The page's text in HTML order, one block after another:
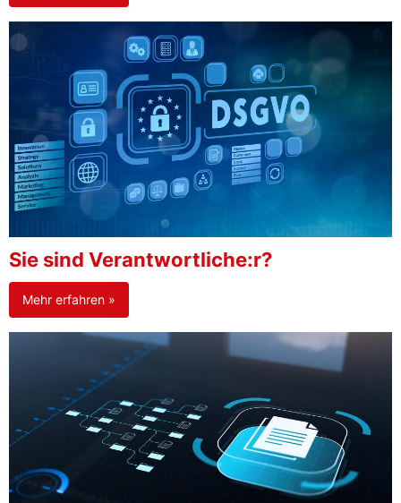
Sie sind Verantwortliche:r?
Mehr erfahren »